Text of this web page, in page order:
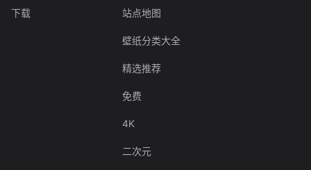
下载 站点地图
壁纸分类大全
精选推荐
免费
4K
二次元